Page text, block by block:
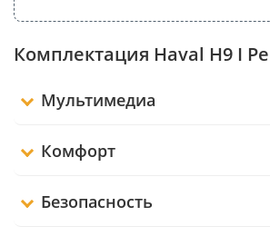
Комплектация Haval H9 I
Мультимедиа
Комфорт
Безопасность